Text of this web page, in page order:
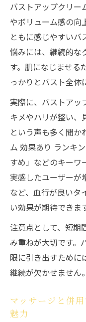
成分重視
イント
おすすめ
定基準
バストア
方
市販バス
ポイント
40代にも
は
40代女性のた
報
40代の悩
ム活用法
バストア
スする方法
40代にお
バストア
バストアップクリー
やボリューム感の向
ともに感じやすいバ
悩みには、継続的な
す。肌になじませる
っかりとバスト全体
実際に、バストアッ
キメやハリが整い、
という声も多く聞か
ム 効果あり ランキ
すめ」などのキーワ
実感したユーザーが
など、血行が良いタ
い効果が期待できま
注意点として、短期
み重ねが大切です。
限に引き出すために
継続が欠かせません。
マッサージと併
魅力